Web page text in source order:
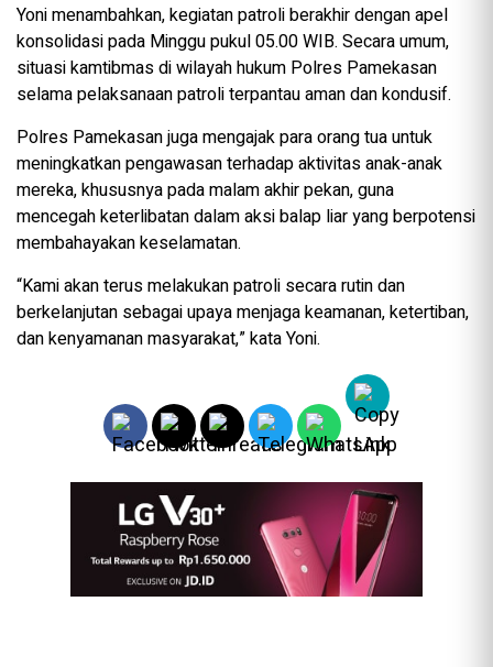
Yoni menambahkan, kegiatan patroli berakhir dengan apel
konsolidasi pada Minggu pukul 05.00 WIB. Secara umum,
situasi kamtibmas di wilayah hukum Polres Pamekasan
selama pelaksanaan patroli terpantau aman dan kondusif.
Polres Pamekasan juga mengajak para orang tua untuk
meningkatkan pengawasan terhadap aktivitas anak-anak
mereka, khususnya pada malam akhir pekan, guna
mencegah keterlibatan dalam aksi balap liar yang berpotensi
membahayakan keselamatan.
“Kami akan terus melakukan patroli secara rutin dan
berkelanjutan sebagai upaya menjaga keamanan, ketertiban,
dan kenyamanan masyarakat,” kata Yoni.